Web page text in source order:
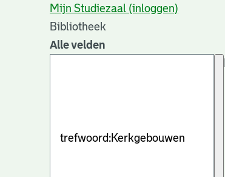
Mijn Studiezaal (inloggen)
Bibliotheek
Alle velden